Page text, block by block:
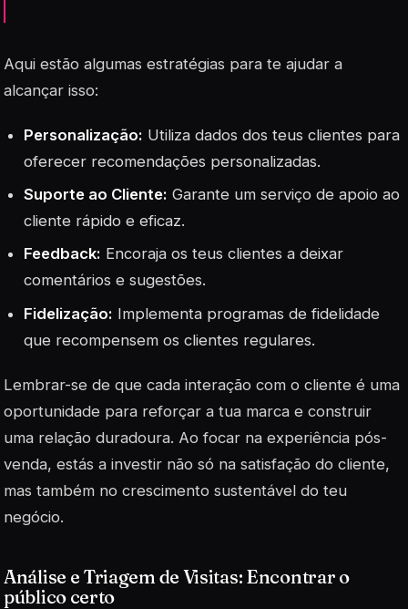
Aqui estão algumas estratégias para te ajudar a
alcançar isso:
Personalização: Utiliza dados dos teus clientes para
oferecer recomendações personalizadas.
Suporte ao Cliente: Garante um serviço de apoio ao
cliente rápido e eficaz.
Feedback: Encoraja os teus clientes a deixar
comentários e sugestões.
Fidelização: Implementa programas de fidelidade
que recompensem os clientes regulares.
Lembrar-se de que cada interação com o cliente é uma
oportunidade para reforçar a tua marca e construir
uma relação duradoura. Ao focar na experiência pós-
venda, estás a investir não só na satisfação do cliente,
mas também no crescimento sustentável do teu
negócio.
Análise e Triagem de Visitas: Encontrar o
público certo